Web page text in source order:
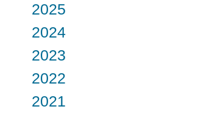
2025
2024
2023
2022
2021